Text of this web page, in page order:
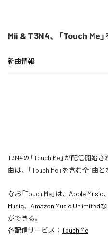
Mii & T3N4、「Touch Me
新曲情報
T3N4の「Touch Me」が配信開始
曲は、「Touch Me」を含む全1曲と
なお「Touch Me」は、 Apple Music、
Music、 Amazon Music Unlimited
ができる。
各配信サービス： Touch Me